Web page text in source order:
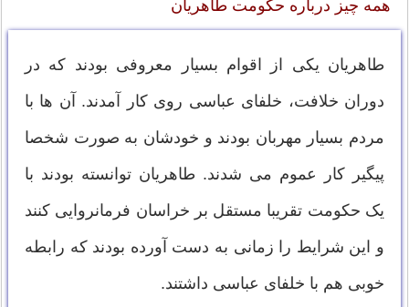
همه چیز درباره حکومت طاهریان
طاهریان یکی از اقوام بسیار معروفی بودند که در
دوران خلافت، خلفای عباسی روی کار آمدند. آن ها با
مردم بسیار مهربان بودند و خودشان به صورت شخصا
پیگیر کار عموم می شدند. طاهریان توانسته بودند با
یک حکومت تقریبا مستقل بر خراسان فرمانروایی کنند
و این شرایط را زمانی به دست آورده بودند که رابطه
خوبی هم با خلفای عباسی داشتند.